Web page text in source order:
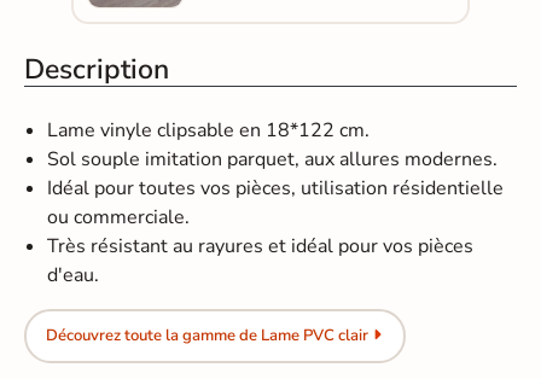
Description
Lame vinyle clipsable en 18*122 cm.
Sol souple imitation parquet, aux allures modernes.
Idéal pour toutes vos pièces, utilisation résidentielle
ou commerciale.
Très résistant au rayures et idéal pour vos pièces
d'eau.
Découvrez toute la gamme de Lame PVC clair